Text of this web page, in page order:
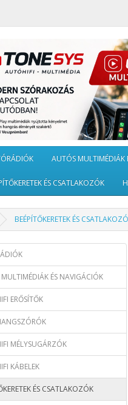
AUTÓS MULTIMÉDIÁK
ÉS CSATLAKOZÓK
BEÉPÍTŐKERETEK ÉS
ÉS NAVIGÁCIÓK
ERŐSÍTŐK
MÉLYSUGÁRZÓK
KÁBELEK
ÉS CSATLAKOZÓK